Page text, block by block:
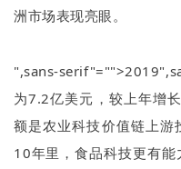
洲市场表现亮眼。
",sans-serif"="">2019
为7.2亿美元，较上年增长
额是农业科技价值链上游
10年里，食品科技更有